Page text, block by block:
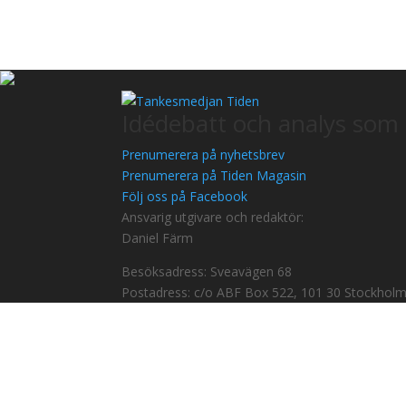
Prenumerera på nyhetsbrev
Prenumerera på Tiden Magasin
Följ oss på Facebook
Ansvarig utgivare och redaktör:
Daniel Färm
Besöksadress: Sveavägen 68
Postadress: c/o ABF Box 522, 101 30 Stockholm